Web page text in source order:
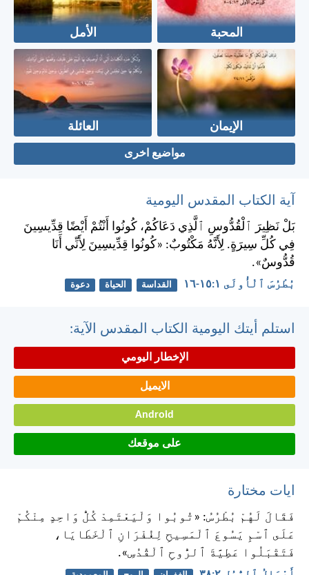
المحبة الأمل
الإيمان العائلة
مواضيع اخرى
آية الكتاب المقدس اليومية
بَلْ نَظِيرَ ٱلْقُدُّوسِ ٱلَّذِي دَعَاكُمْ، كُونُوا أَنْتُمْ أَيْضًا قِدِّيسِينَ
فِي كُلِّ سِيرَةٍ. لِأَنَّهُ مَكْتُوبٌ: «كُونُوا قِدِّيسِينَ لِأَنِّي أَنَا
قُدُّوسٌ».
بُطْرُسَ ٱلْأُولَى ١:‏١٥-‏١٦ القداسة الحياة دعوة
استلم أيتك اليومية الكتاب المقدس الآية:
الإخطار اليومي
الايميل
Android
على موقعك
ايات مختارة
فَقَالَ لَهُمْ بُطْرُسُ: «تُوبُوا وَلْيَعْتَمِدْ كُلُّ وَاحِدٍ مِنْكُمْ
عَلَى ٱسْمِ يَسُوعَ ٱلْمَسِيحِ لِغُفْرَانِ ٱلْخَطَايَا،
فَتَقْبَلُوا عَطِيَّةَ ٱلرُّوحِ ٱلْقُدُسِ».